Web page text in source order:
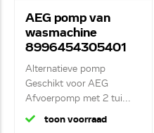
AEG pomp van
wasmachine
8996454305401
Alternatieve pomp
Geschikt voor AEG
Afvoerpomp met 2 tui...
toon voorraad